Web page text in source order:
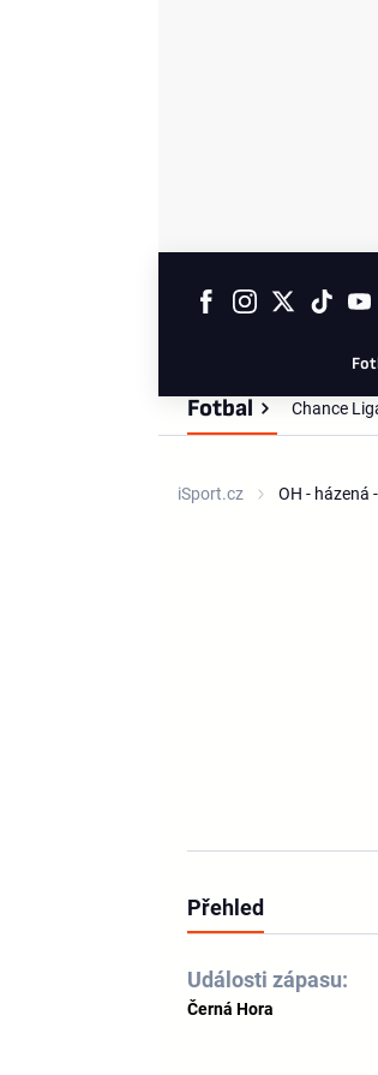
Fotbal Chance
iSport.cz OH - házená
Přehled
Události zápasu:
Černá Hora